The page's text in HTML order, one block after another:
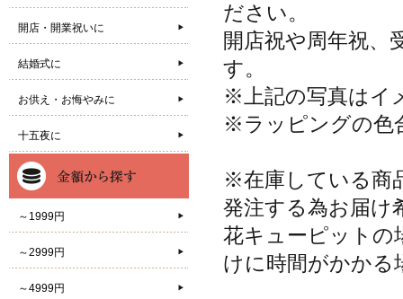
ださい。
開店祝や周年祝、
す。
※上記の写真はイ
※ラッピングの色
※在庫している商
発注する為お届け
花キューピットの
けに時間がかかる
開店・開業祝いに
結婚式に
お供え・お悔やみに
十五夜に
～1999円
～2999円
～4999円